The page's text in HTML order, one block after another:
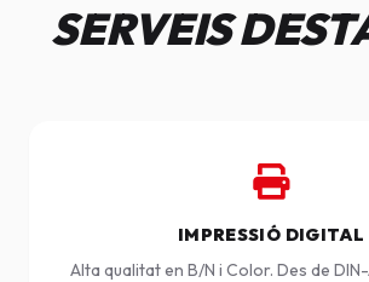
SERVEIS
IMPRESSIÓ DIGITAL
Alta qualitat en B/N i Color. Des de